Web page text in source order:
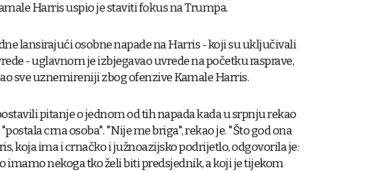
Harris uspio je staviti fokus na Trumpa.
lansirajući osobne napade na Harris - koji su uključivali
- uglavnom je izbjegavao uvrede na početku rasprave,
sve uznemireniji zbog ofenzive Kamale Harris.
pitanje o jednom od tih napada kada u srpnju rekao
crna osoba". "Nije me briga", rekao je. "Što god ona
koja ima i crnačko i južnoazijsko podrijetlo, odgovorila je:
imamo nekoga tko želi biti predsjednik, a koji je tijekom